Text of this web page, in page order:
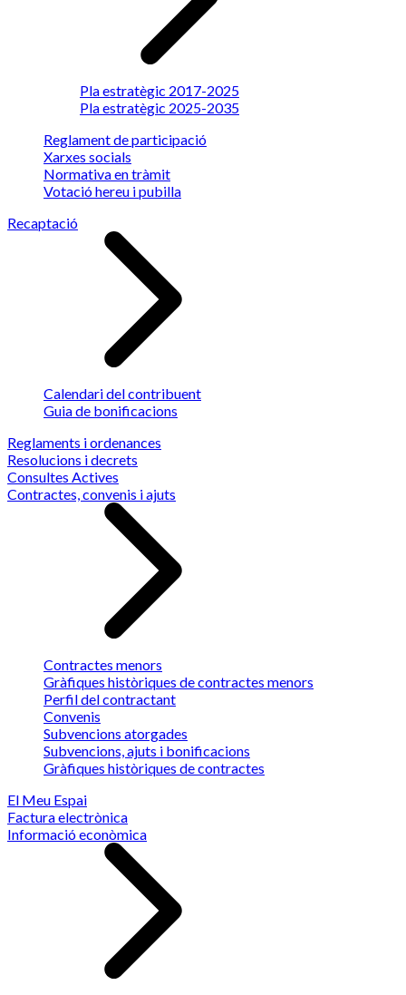
Pla estratègic 2017-2025
Pla estratègic 2025-2035
Reglament de participació
Xarxes socials
Normativa en tràmit
Votació hereu i pubilla
Recaptació
Calendari del contribuent
Guia de bonificacions
Reglaments i ordenances
Resolucions i decrets
Consultes Actives
Contractes, convenis i ajuts
Contractes menors
Gràfiques històriques de contractes menors
Perfil del contractant
Convenis
Subvencions atorgades
Subvencions, ajuts i bonificacions
Gràfiques històriques de contractes
El Meu Espai
Factura electrònica
Informació econòmica